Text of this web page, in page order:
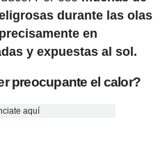
durante las olas
en
y expuestas al sol.
preocupante el calor?
aquí